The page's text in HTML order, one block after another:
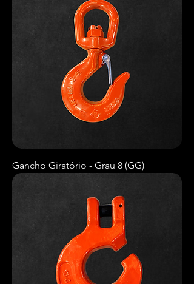
Gancho Giratório - Grau 8 (GG)